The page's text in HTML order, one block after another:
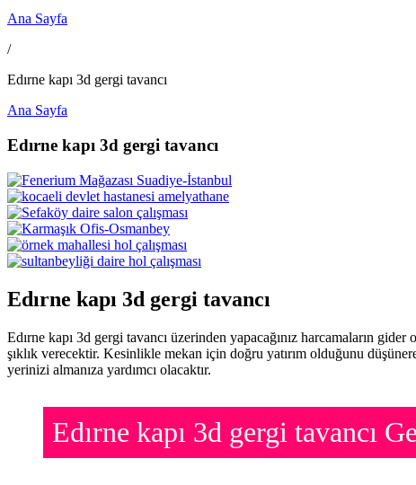
Ana Sayfa
/
Edırne kapı 3d gergi tavancı
Ana Sayfa
Edırne kapı 3d gergi tavancı
Edırne kapı 3d gergi tavancı
Edırne kapı 3d gergi tavancı üzerinden yapacağınız harcamaların gider
şıklık verecektir. Kesinlikle mekan için doğru yatırım olduğunu
yerinizi almanıza yardımcı olacaktır.
Edırne kapı 3d gergi tavancı